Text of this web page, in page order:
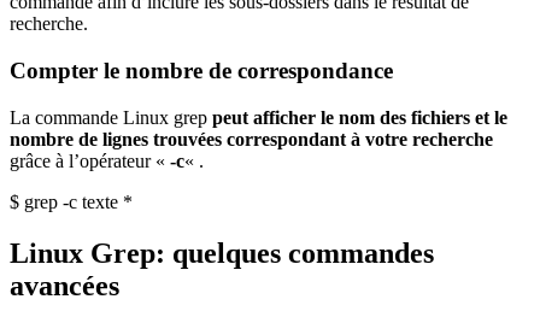
recherche.
Compter le nombre de correspondance
La commande Linux grep peut afficher le nom des fichiers et le
nombre de lignes trouvées correspondant à votre recherche
grâce à l’opérateur « -c« .
$ grep -c texte *
Linux Grep: quelques commandes
avancées